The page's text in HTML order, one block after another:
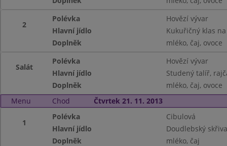
2
Polévka
Hovězí vývar
Hlavní jídlo
Kukuřičný klas
Doplněk
mléko, čaj, ovoce
Salát
Polévka
Hovězí vývar
Hlavní jídlo
Studený talíř,
Doplněk
mléko, čaj, ovoce
Menu
Chod Čtvrtek 21. 11. 2013
1
Polévka
Cibulová
Hlavní jídlo
Doudlebský
Doplněk
mléko, čaj